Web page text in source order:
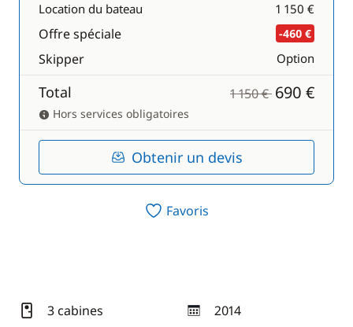
Location du bateau 1 150 €
Offre spéciale -460 €
Skipper Option
Total 1 150 € 690 €
Hors services obligatoires
Obtenir un devis
Favoris
3 cabines 2014
année